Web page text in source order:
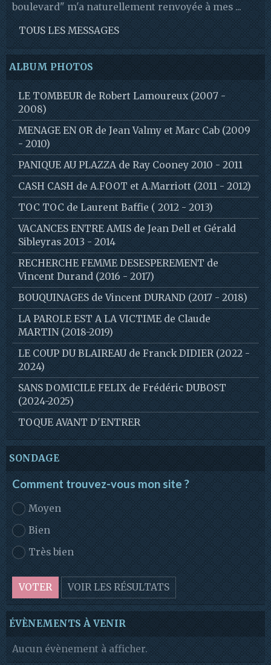
boulevard" m'a naturellement renvoyée à mes ...
TOUS LES MESSAGES
ALBUM PHOTOS
LE TOMBEUR de Robert Lamoureux (2007 -
2008)
MENAGE EN OR de Jean Valmy et Marc Cab (2009
- 2010)
PANIQUE AU PLAZZA de Ray Cooney 2010 - 2011
CASH CASH de A.FOOT et A.Marriott (2011 - 2012)
TOC TOC de Laurent Baffie ( 2012 - 2013)
VACANCES ENTRE AMIS de Jean Dell et Gérald
Sibleyras 2013 - 2014
RECHERCHE FEMME DESESPEREMENT de
Vincent Durand (2016 - 2017)
BOUQUINAGES de Vincent DURAND (2017 - 2018)
LA PAROLE EST A LA VICTIME de Claude
MARTIN (2018-2019)
LE COUP DU BLAIREAU de Franck DIDIER (2022 -
2024)
SANS DOMICILE FELIX de Frédéric DUBOST
(2024-2025)
TOQUE AVANT D'ENTRER
SONDAGE
Comment trouvez-vous mon site ?
Moyen
Bien
Très bien
VOTER VOIR LES RÉSULTATS
ÉVÈNEMENTS À VENIR
Aucun évènement à afficher.